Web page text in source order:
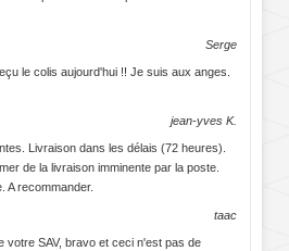
Serge
le colis aujourd'hui !! Je suis aux anges.
jean-yves K.
Livraison dans les délais (72 heures).
de la livraison imminente par la poste.
A recommander.
taac
votre SAV, bravo et ceci n'est pas de